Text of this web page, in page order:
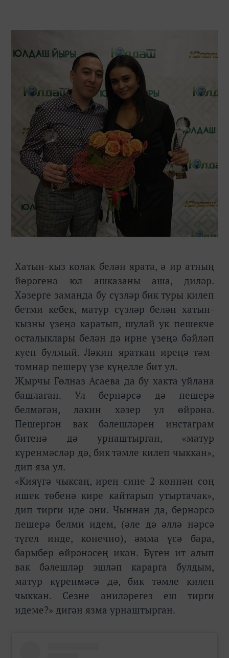
Хатын-кыз колак белән ярата, ә ир атның
йөрәгенә юл ашказаны аша, диләр.
Хәзерге заманда бу сүзләр бик туры килеп
бетми кебек, матур сүзләр белән хатын-
кызны үзеңә каратып, шулай ук пешекче
осталыклары белән дә ирне үзеңә бәйләп
куеп булмый. Ләкин яраткан иреңә тәм-
томнар пешерү үзе күңелле бит ул.
Җырчы Гөлназ Асаева да бу хакта уйлана
башлаган. Ул бернәрсә дә пешерә
белмәгән, ләкин хәзер ул өйрәнә.
Пешергән вак бәлешләрен инстаграм
битенә дә урнаштырган, «матур
күренмәсләр дә, бик тәмле килеп чыккан»,
дип яза ул.
«Кияүгә чыксаң, ирең сине 2 көннән соң
ишек төбенә кире кайтарып утыртачак»,
дип тирги иде әни. Чыннан да, бернәрсә
пешерә белми идем, (әле дә әллә нәрсә
түгел инде, конечно), әмма үсә бара,
барыбер өйрәнәсең икән. Бүген ит алып
вак бәлешләр эшләп карарга булдым,
матур күренмәсә дә, бик тәмле килеп
чыккан. Сезне әниләрегез еш тирги
идеме?» дигән язма урнаштырган.